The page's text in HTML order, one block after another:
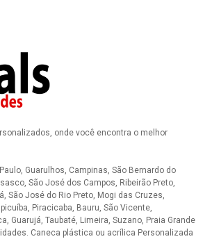
onde você encontra o melhor
Guarulhos, Campinas, São Bernardo do
São José dos Campos, Ribeirão Preto,
São José do Rio Preto, Mogi das Cruzes,
Piracicaba, Bauru, São Vicente,
Guarujá, Taubaté, Limeira, Suzano, Praia Grande
Caneca plástica ou acrílica Personalizada